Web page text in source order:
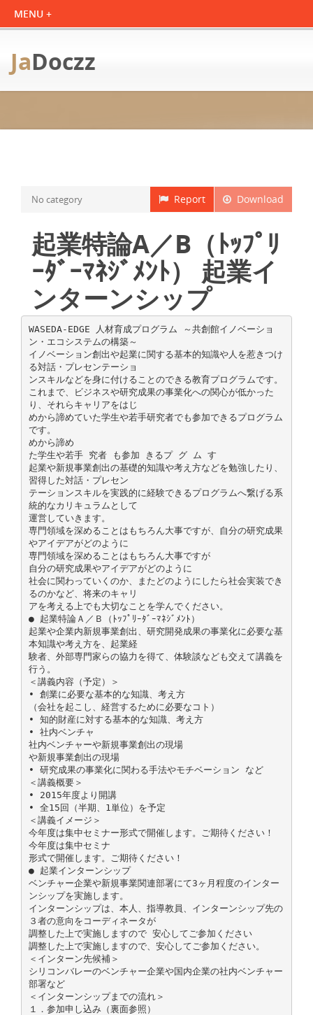
JaDoczz
Download
Report
No category
起業特論A／B（ﾄｯﾌﾟﾘ
ｰﾀﾞｰﾏﾈｼﾞﾒﾝﾄ） 起業イ
ンターンシップ
WASEDA‐EDGE 人材育成プログラム ～共創館イノベーショ
ン・エコシステムの構築～
イノベーション創出や起業に関する基本的知識や人を惹きつけ
る対話・プレセンテーショ
ンスキルなどを身に付けることのできる教育プログラムです。
これまで、ビジネスや研究成果の事業化への関心が低かった
り、それらキャリアをはじ
めから諦めていた学生や若手研究者でも参加できるプログラム
です。
めから諦め
た学生や若手 究者 も参加 きるプ グ ム す
起業や新規事業創出の基礎的知識や考え方などを勉強したり、
習得した対話・プレセン
テーションスキルを実践的に経験できるプログラムへ繋げる系
統的なカリキュラムとして
運営していきます。
専門領域を深めることはもちろん大事ですが、自分の研究成果
やアイデアがどのように
専門領域を深めることはもちろん大事ですが
自分の研究成果やアイデアがどのように
社会に関わっていくのか、またどのようにしたら社会実装でき
るのかなど、将来のキャリ
アを考える上でも大切なことを学んでください。
● 起業特論Ａ／Ｂ（ﾄｯﾌﾟﾘｰﾀﾞｰﾏﾈｼﾞﾒﾝﾄ）
起業や企業内新規事業創出、研究開発成果の事業化に必要な基
本知識や考え方を、起業経
験者、外部専門家らの協力を得て、体験談なども交えて講義を
行う。
＜講義内容（予定）＞
• 創業に必要な基本的な知識、考え方
（会社を起こし、経営するために必要なコト）
• 知的財産に対する基本的な知識、考え方
• 社内ベンチャ
社内ベンチャーや新規事業創出の現場
や新規事業創出の現場
• 研究成果の事業化に関わる手法やモチベーション など
＜講義概要＞
• 2015年度より開講
• 全15回（半期、1単位）を予定
＜講義イメージ＞
今年度は集中セミナー形式で開催します。ご期待ください！
今年度は集中セミナ
形式で開催します。ご期待ください！
● 起業インターンシップ
ベンチャー企業や新規事業関連部署にて3ヶ月程度のインター
ンシップを実施します。
インターンシップは、本人、指導教員、インターンシップ先の
３者の意向をコーディネータが
調整した上で実施しますので 安心してご参加ください
調整した上で実施しますので、安心してご参加ください。
＜インターン先候補＞
シリコンバレーのベンチャー企業や国内企業の社内ベンチャー
部署など
＜インターンシップまでの流れ＞
１．参加申し込み（裏面参照）